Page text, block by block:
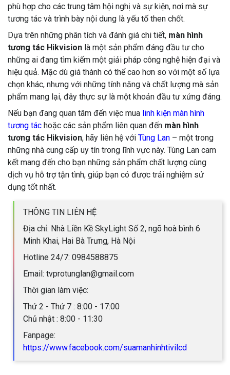
phù hợp cho các trung tâm hội nghị và sự kiện, nơi mà sự
tương tác và trình bày nội dung là yếu tố then chốt.
Dựa trên những phân tích và đánh giá chi tiết, màn hình
tương tác Hikvision là một sản phẩm đáng đầu tư cho
những ai đang tìm kiếm một giải pháp công nghệ hiện đại và
hiệu quả. Mặc dù giá thành có thể cao hơn so với một số lựa
chọn khác, nhưng với những tính năng và chất lượng mà sản
phẩm mang lại, đây thực sự là một khoản đầu tư xứng đáng.
Nếu bạn đang quan tâm đến việc mua linh kiện màn hình
tương tác hoặc các sản phẩm liên quan đến màn hình
tương tác Hikvision, hãy liên hệ với Tùng Lan – một trong
những nhà cung cấp uy tín trong lĩnh vực này. Tùng Lan cam
kết mang đến cho bạn những sản phẩm chất lượng cùng
dịch vụ hỗ trợ tận tình, giúp bạn có được trải nghiệm sử
dụng tốt nhất.
THÔNG TIN LIÊN HỆ
Địa chỉ: Nhà Liền Kề SkyLight Số 2, ngõ hoà bình 6
Minh Khai, Hai Bà Trưng, Hà Nội
Hotline 24/7: 0984588875
Email: tvprotunglan@gmail.com
Thời gian làm việc:
Thứ 2 - Thứ 7 : 8:00 - 17:00
Chủ nhật : 8:00 - 11:30
Fanpage:
https://www.facebook.com/suamanhinhtivilcd